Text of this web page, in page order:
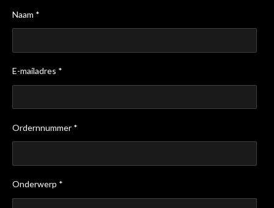
Naam *
E-mailadres *
Ordernnummer *
Onderwerp *